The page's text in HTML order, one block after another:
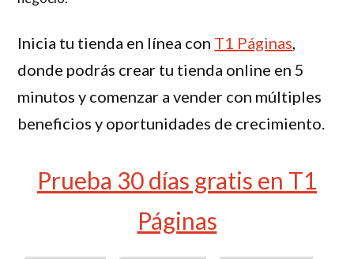
Inicia tu tienda en línea con T1 Páginas,
donde podrás crear tu tienda online en 5
minutos y comenzar a vender con múltiples
beneficios y oportunidades de crecimiento.
Prueba 30 días gratis en T1
Páginas